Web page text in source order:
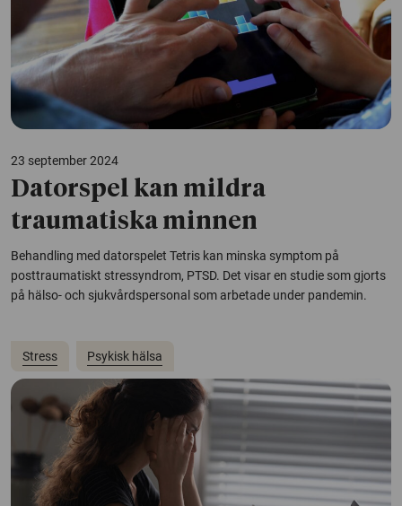
23 september 2024
Datorspel kan mildra
traumatiska minnen
Behandling med datorspelet Tetris kan minska symptom på
posttraumatiskt stressyndrom, PTSD. Det visar en studie som gjorts
på hälso- och sjukvårdspersonal som arbetade under pandemin.
Stress Psykisk hälsa